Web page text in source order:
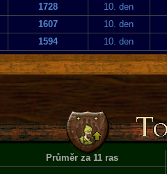
1728
10. den
1607
10. den
1594 10. den
Průměr za 11 ras